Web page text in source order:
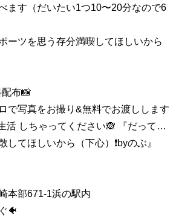
ます（だいたい1つ10〜20分なので6
ーツを思う存分満喫してほしいから
布📸
で写真をお撮り&無料でお渡しします
活 しちゃってください🙈 『だって…
てほしいから（下心）❗️byのぶ』
本部671-1浜の駅内
🐠